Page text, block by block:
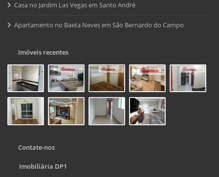
Casa no Jardim Las Vegas em Santo André
Apartamento no Baeta Neves em São Bernardo do Campo
Imóveis recentes
Contate-nos
Imobiliária DP1